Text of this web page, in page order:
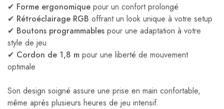
✔ Forme ergonomique pour un confort prolongé
✔ Rétroéclairage RGB offrant un look unique à votre setup
✔ Boutons programmables pour une adaptation à votre
style de jeu
✔ Cordon de 1,8 m pour une liberté de mouvement
optimale
Son design soigné assure une prise en main confortable,
même après plusieurs heures de jeu intensif.